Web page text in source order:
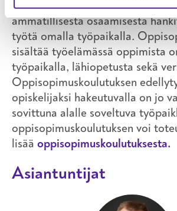
koulutusmuoto, jossa suurin osa
ammatillisesta osaamisesta
työtä omalla työpaikalla.
sisältää työelämässä oppimista
työpaikalla, lähiopetusta sekä
Oppisopimuskoulutuksen
opiskelijaksi hakeutuvalla on jo
sovittuna alalle soveltuva
oppisopimuskoulutuksen voi
lisää oppisopimuskoulutuksesta.
Asiantuntijat